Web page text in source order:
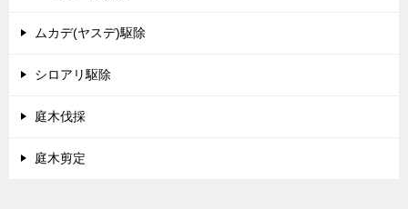
ムカデ(ヤスデ)駆除
シロアリ駆除
庭木伐採
庭木剪定